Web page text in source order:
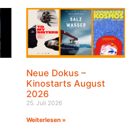
Neue Dokus –
Kinostarts August
2026
25. Juli 2026
Weiterlesen »